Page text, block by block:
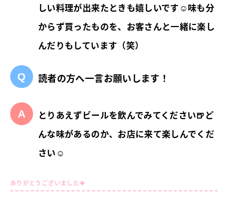
しい料理が出来たときも嬉しいです☺味も分
からず買ったものを、お客さんと一緒に楽し
んだりもしています（笑）
読者の方へ一言お願いします！
とりあえずビールを飲んでみてください🍺ど
んな味があるのか、お店に来て楽しんでくだ
さい☺
ありがとうございました🍀